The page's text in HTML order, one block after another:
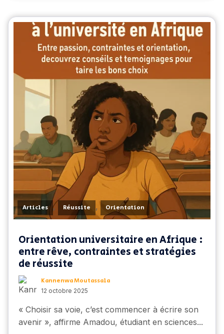
Articles , Réussite , Orientation
Orientation universitaire en Afrique :
entre rêve, contraintes et stratégies
de réussite
Kannenwa Moutassala
12 octobre 2025
« Choisir sa voie, c’est commencer à écrire son
avenir », affirme Amadou, étudiant en sciences...